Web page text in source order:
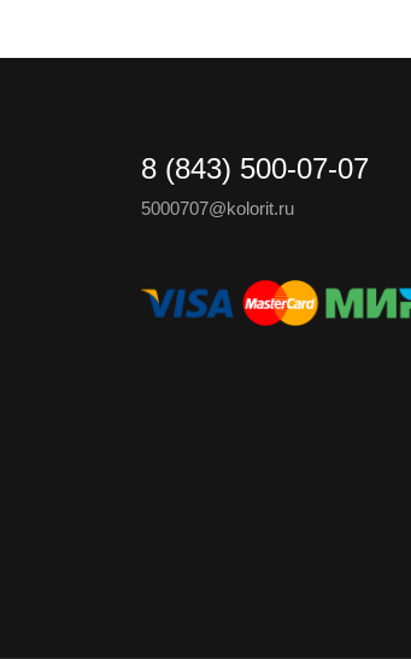
8 (843) 500-07-07
5000707@kolorit.ru